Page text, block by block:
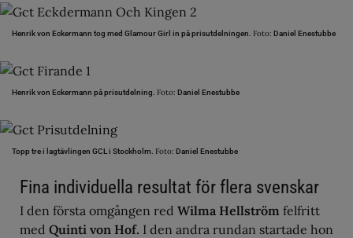
Henrik von Eckermann tog med Glamour Girl in på prisutdelningen. Foto: Daniel Enestubbe
Henrik von Eckermann på prisutdelning. Foto: Daniel Enestubbe
Topp tre i lagtävlingen GCL i Stockholm. Foto: Daniel Enestubbe
Fina individuella resultat för flera svenskar
I den första omgången red Wilma Hellström felfritt
med Quinti von Hof. I den andra rundan startade hon